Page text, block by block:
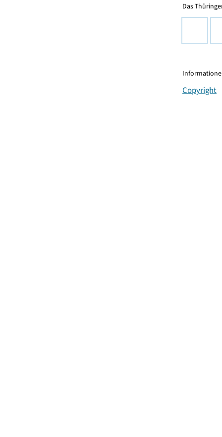
Das
Copyright